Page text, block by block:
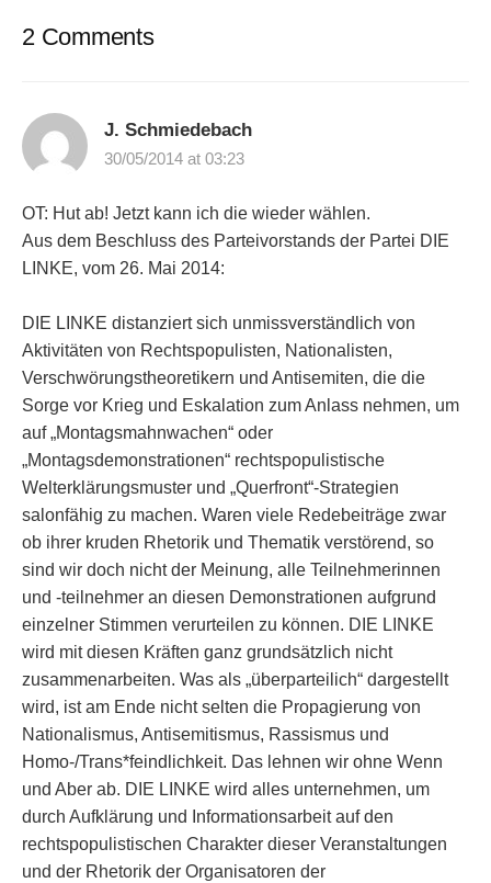
2 Comments
J. Schmiedebach
30/05/2014 at 03:23
OT: Hut ab! Jetzt kann ich die wieder wählen.
Aus dem Beschluss des Parteivorstands der Partei DIE
LINKE, vom 26. Mai 2014:
DIE LINKE distanziert sich unmissverständlich von
Aktivitäten von Rechtspopulisten, Nationalisten,
Verschwörungstheoretikern und Antisemiten, die die
Sorge vor Krieg und Eskalation zum Anlass nehmen, um
auf „Montagsmahnwachen“ oder
„Montagsdemonstrationen“ rechtspopulistische
Welterklärungsmuster und „Querfront“-Strategien
salonfähig zu machen. Waren viele Redebeiträge zwar
ob ihrer kruden Rhetorik und Thematik verstörend, so
sind wir doch nicht der Meinung, alle Teilnehmerinnen
und -teilnehmer an diesen Demonstrationen aufgrund
einzelner Stimmen verurteilen zu können. DIE LINKE
wird mit diesen Kräften ganz grundsätzlich nicht
zusammenarbeiten. Was als „überparteilich“ dargestellt
wird, ist am Ende nicht selten die Propagierung von
Nationalismus, Antisemitismus, Rassismus und
Homo-/Trans*feindlichkeit. Das lehnen wir ohne Wenn
und Aber ab. DIE LINKE wird alles unternehmen, um
durch Aufklärung und Informationsarbeit auf den
rechtspopulistischen Charakter dieser Veranstaltungen
und der Rhetorik der Organisatoren der